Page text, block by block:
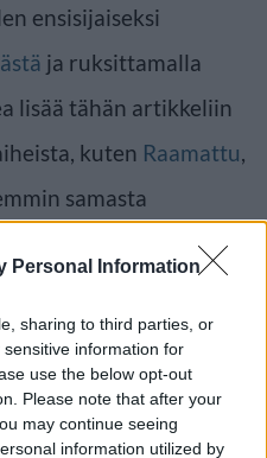
Personal Information
sharing to third parties, or
information for
use the below opt-out
Please note that after your
may continue seeing
information utilized by
ensisijaiseksi
ja ruksittamalla
lisää tähän artikkeliin
kuten Raamattu,
samasta
Toimitusperiaatteet